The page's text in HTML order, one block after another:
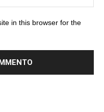
in this browser for the